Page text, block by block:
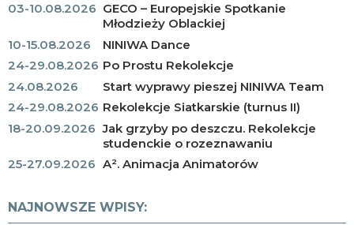
03-10.08.2026 GECO – Europejskie Spotkanie
Młodzieży Oblackiej
10-15.08.2026
NINIWA Dance
24-29.08.2026 Po Prostu Rekolekcje
24.08.2026
Start wyprawy pieszej NINIWA Team
24-29.08.2026 Rekolekcje Siatkarskie (turnus II)
18-20.09.2026 Jak grzyby po deszczu. Rekolekcje
studenckie o rozeznawaniu
25-27.09.2026 A². Animacja Animatorów
NAJNOWSZE WPISY: